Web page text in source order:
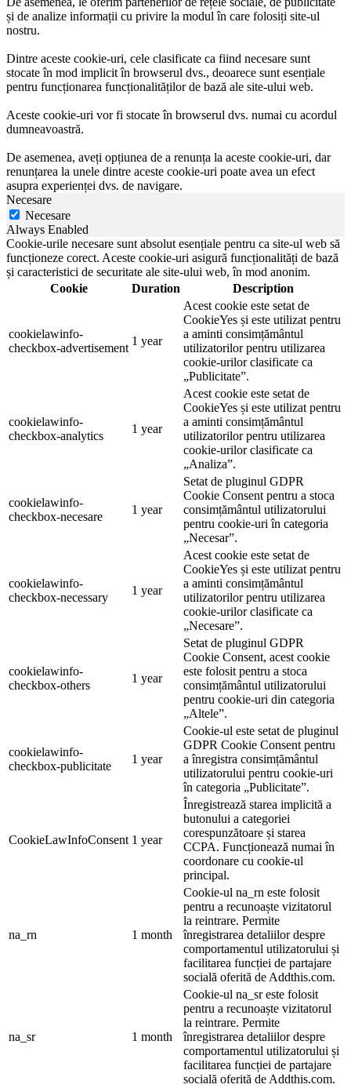
și de analize informații cu privire la modul în care folosiți site-ul
nostru.
Dintre aceste cookie-uri, cele clasificate ca fiind necesare sunt
stocate în mod implicit în browserul dvs., deoarece sunt esențiale
pentru funcționarea funcționalităților de bază ale site-ului web.
Aceste cookie-uri vor fi stocate în browserul dvs. numai cu acordul
dumneavoastră.
De asemenea, aveți opțiunea de a renunța la aceste cookie-uri, dar
renunțarea la unele dintre aceste cookie-uri poate avea un efect
asupra experienței dvs. de navigare.
Necesare
Necesare
Always Enabled
Cookie-urile necesare sunt absolut esențiale pentru ca site-ul web să
funcționeze corect. Aceste cookie-uri asigură funcționalități de bază
și caracteristici de securitate ale site-ului web, în mod anonim.
Cookie
Duration Description
cookielawinfo-
checkbox-advertisement
1 year
Acest cookie este setat de
CookieYes și este utilizat pentru
a aminti consimțământul
utilizatorilor pentru utilizarea
cookie-urilor clasificate ca
„Publicitate”.
cookielawinfo-
checkbox-analytics
1 year
Acest cookie este setat de
CookieYes și este utilizat pentru
a aminti consimțământul
utilizatorilor pentru utilizarea
cookie-urilor clasificate ca
„Analiza”.
cookielawinfo-
checkbox-necesare
1 year
Setat de pluginul GDPR
Cookie Consent pentru a stoca
consimțământul utilizatorului
pentru cookie-uri în categoria
„Necesar”.
cookielawinfo-
checkbox-necessary
1 year
Acest cookie este setat de
CookieYes și este utilizat pentru
a aminti consimțământul
utilizatorilor pentru utilizarea
cookie-urilor clasificate ca
„Necesare”.
cookielawinfo-
checkbox-others
1 year
Setat de pluginul GDPR
Cookie Consent, acest cookie
este folosit pentru a stoca
consimțământul utilizatorului
pentru cookie-uri din categoria
„Altele”.
cookielawinfo-
checkbox-publicitate
1 year
Cookie-ul este setat de pluginul
GDPR Cookie Consent pentru
a înregistra consimțământul
utilizatorului pentru cookie-uri
în categoria „Publicitate”.
CookieLawInfoConsent 1 year
Înregistrează starea implicită a
butonului a categoriei
corespunzătoare și starea
CCPA. Funcționează numai în
coordonare cu cookie-ul
principal.
na_rn 1 month
Cookie-ul na_rn este folosit
pentru a recunoaște vizitatorul
la reintrare. Permite
înregistrarea detaliilor despre
comportamentul utilizatorului și
facilitarea funcției de partajare
socială oferită de Addthis.com.
na_sr 1 month
Cookie-ul na_sr este folosit
pentru a recunoaște vizitatorul
la reintrare. Permite
înregistrarea detaliilor despre
comportamentul utilizatorului și
facilitarea funcției de partajare
socială oferită de Addthis.com.